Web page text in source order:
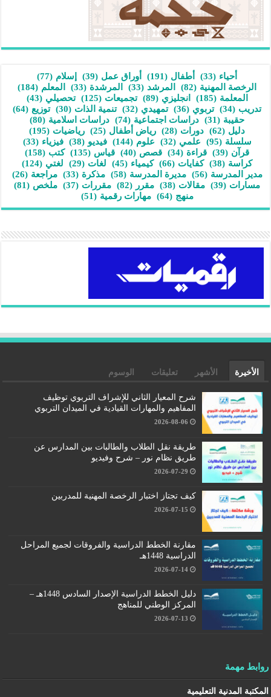
أحياء (33) أطفال (191) أوراق عمل (39) إسلام (77)
الرخصة المهنية (82) المرشد (33) المرشدة (33) المعلم (184)
المعلمة (185) انجليزي (89) تجميعات (125) تحصيلي (43)
تدريب (34) تربوي (36) تمهيدي (32) تنمية الذات (30) توزيع (64)
حقيبة (31) دراسات اجتماعية (74) دراسات اسلامية (80)
دليل (62) دورات (28) رياض أطفال (25) رياضيات (195)
سلسلة (95) علمي (32) علوم (144) فيديو (38) فيزياء (33)
قرآن (39) قراءة (34) قصص (40) قياس (135) كتب (158)
كراسة (38) كفايات (66) كيمياء (45) لغات (29) لغتي (124)
مدير المدرسة (56) مديرة المدرسة (58) مذكرة (33) مراجعة (26)
مسارات (39) مقالات (38) مقرر (82) مقررات (37) ملخص (81)
منهج (64) مهارات رقمية (51)
الأخيرة الأشهر تعليقات الوسوم
شرح المعيار الثاني للإشراف التربوي توظيف
المفاهيم والمهارات القيادية في الميدان التربوي
2026-08-06
طريقة نقل الطلاب والطالبات بين المدارس عن
طريق نظام نور – شرح وفيديو
2026-07-29
كيف تجتاز اختبار الرخصة المهنية للمدربين
2026-07-15
مقارنة الخطط الدراسية والفروقات لجميع المراحل
الدراسية 1448هـ
2026-07-14
دليل الخطط الدراسية الإصدار السادس 1448هـ –
المركز الوطني للمناهج
2026-07-13
روابط مهمة
المكتبة المدنية التعليمية